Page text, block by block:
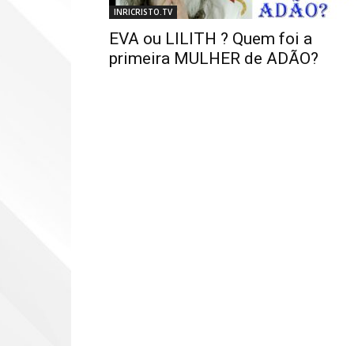
INRICRISTO.TV
EVA ou LILITH ? Quem foi a
primeira MULHER de ADÃO?